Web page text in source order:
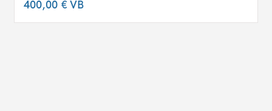
400,00 €VB